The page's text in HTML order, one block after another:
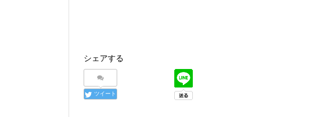
シェアする
ツイート